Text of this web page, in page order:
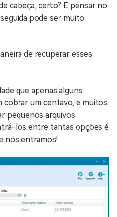
cabeça, certo? E pensar no
pode ser muito
de recuperar esses
que apenas alguns
cobrar um centavo, e muitos
pequenos arquivos
los entre tantas opções é
nós entramos!